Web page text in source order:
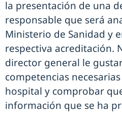
la presentación de una
responsable que será
Ministerio de Sanidad y
respectiva acreditación.
director general le
competencias
hospital y comprobar
información que se ha